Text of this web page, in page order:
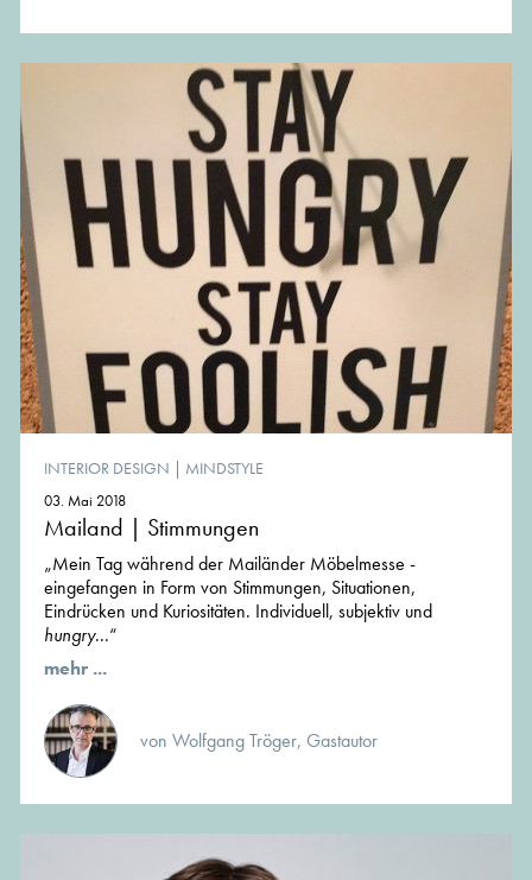
INTERIOR DESIGN | MINDSTYLE
03. Mai 2018
Mailand | Stimmungen
„Mein Tag während der Mailänder Möbelmesse -
eingefangen in Form von Stimmungen, Situationen,
Eindrücken und Kuriositäten. Individuell, subjektiv und
hungry...“
mehr ...
von Wolfgang Tröger, Gastautor